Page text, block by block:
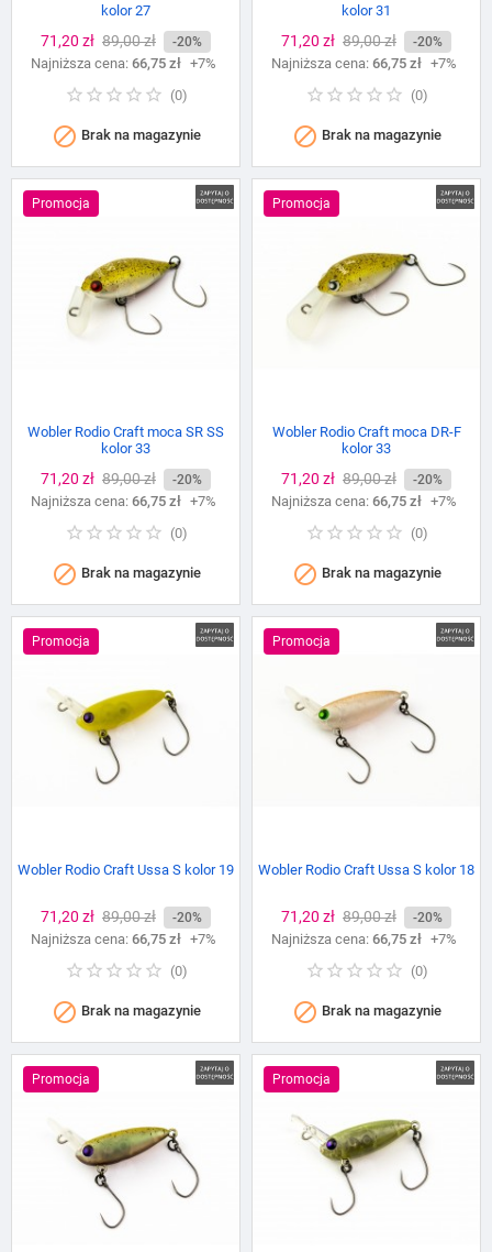
kolor 27
Cena
71,20 zł Cena
podstawowa
89,00 zł -20%
Najniższa cena: 66,75 zł +7%
(0)
 Brak na magazynie
kolor 31
Cena
71,20 zł Cena
podstawowa
89,00 zł -20%
Najniższa cena: 66,75 zł +7%
(0)
 Brak na magazynie
Promocja
Wobler Rodio Craft moca SR SS
kolor 33
Cena
71,20 zł Cena
podstawowa
89,00 zł -20%
Najniższa cena: 66,75 zł +7%
(0)
 Brak na magazynie
Promocja
Wobler Rodio Craft moca DR-F
kolor 33
Cena
71,20 zł Cena
podstawowa
89,00 zł -20%
Najniższa cena: 66,75 zł +7%
(0)
 Brak na magazynie
Promocja
Wobler Rodio Craft Ussa S kolor 19
Cena
71,20 zł Cena
podstawowa
89,00 zł -20%
Najniższa cena: 66,75 zł +7%
(0)
 Brak na magazynie
Promocja
Wobler Rodio Craft Ussa S kolor 18
Cena
71,20 zł Cena
podstawowa
89,00 zł -20%
Najniższa cena: 66,75 zł +7%
(0)
 Brak na magazynie
Promocja Promocja